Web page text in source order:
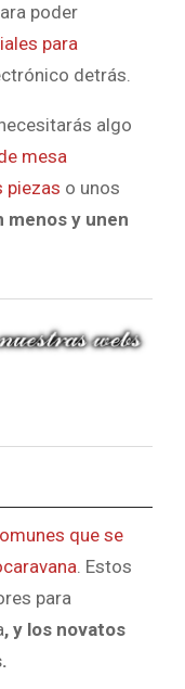
poder
para
detrás.
algo
mesa
piezas o unos
menos y unen
que se
. Estos
para
, y los novatos